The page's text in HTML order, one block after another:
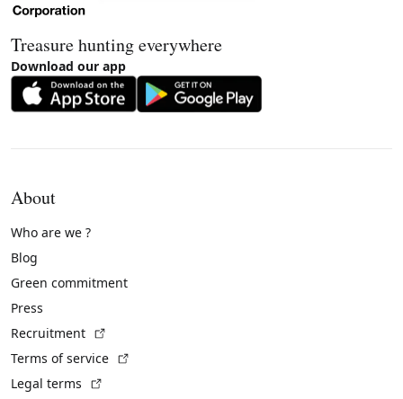
Treasure hunting everywhere
Download our app
About
Who are we ?
Blog
Green commitment
Press
Recruitment
Terms of service
Legal terms